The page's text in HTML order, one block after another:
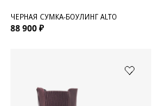
ЧЕРНАЯ СУМКА-БОУЛИНГ ALTO
88 900 ₽